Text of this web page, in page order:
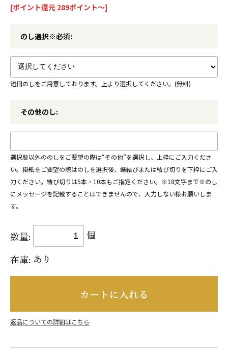
[ポイント還元 289ポイント〜]
のし選択※必須:
短冊のしをご用意しております。上より選択してください。(無料)
その他のし:
選択肢以外ののしをご要望の際は“その他”を選択し、上枠にご入力くださ
い。掛紙をご要望の際はのしを選択後、蝶結びまたは結び切りを下枠にご入
力ください。結び切りは5本・10本もご指定ください。※18文字まで※のし
にメッセージを記載することはできませんので、入力しない様お願いしま
す。
数量:
個
在庫: あり
返品についての詳細はこちら